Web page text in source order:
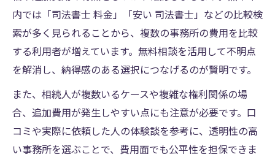
内では「司法書士 料金」「安い 司法書士」などの比較検
索が多く見られることから、複数の事務所の費用を比較
する利用者が増えています。無料相談を活用して不明点
を解消し、納得感のある選択につなげるのが賢明です。
また、相続人が複数いるケースや複雑な権利関係の場
合、追加費用が発生しやすい点にも注意が必要です。口
コミや実際に依頼した人の体験談を参考に、透明性の高
い事務所を選ぶことで、費用面でも公平性を担保できま